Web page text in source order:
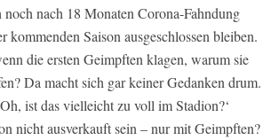
nach 18 Monaten Corona-Fahndung
kommenden Saison ausgeschlossen bleiben.
die ersten Geimpften klagen, warum sie
Da macht sich gar keiner Gedanken drum.
ist das vielleicht zu voll im Stadion?‘
nicht ausverkauft sein – nur mit Geimpften?